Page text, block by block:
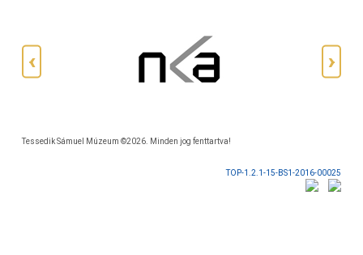
Tessedik Sámuel Múzeum ©2026. Minden jog fenttartva!
TOP-1.2.1-15-BS1-2016-00025